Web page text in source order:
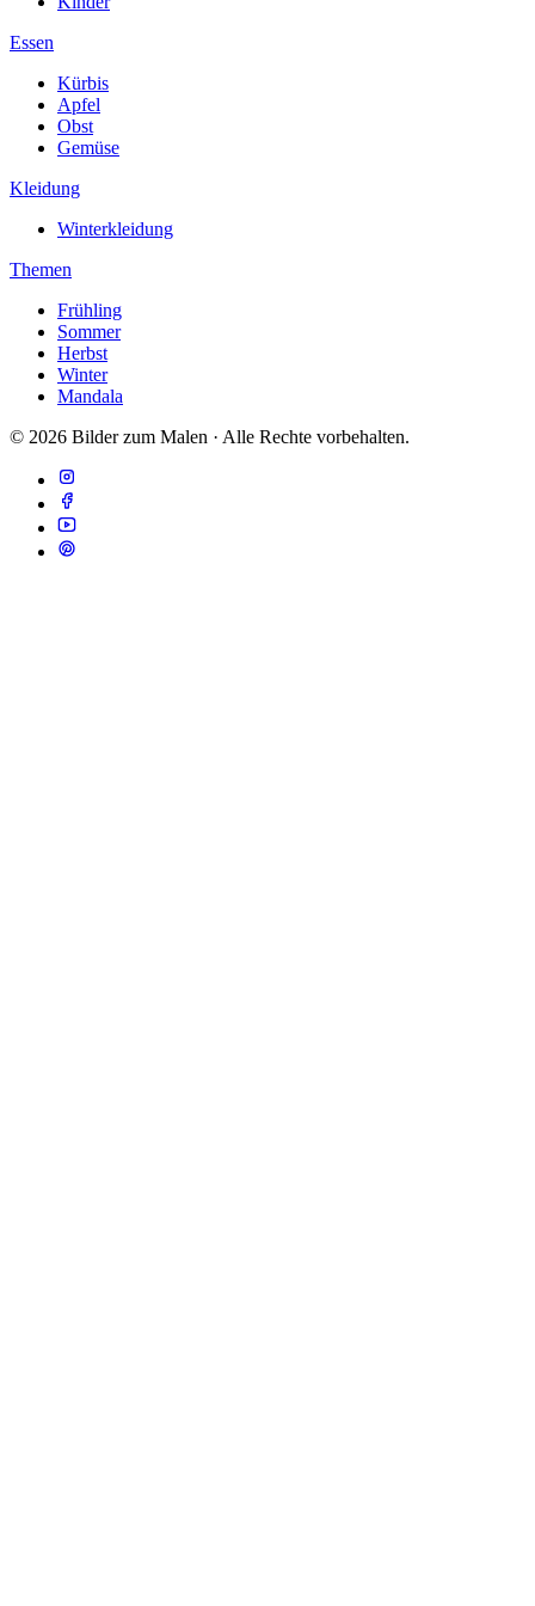
Essen
Kürbis
Apfel
Obst
Gemüse
Kleidung
Winterkleidung
Themen
Frühling
Sommer
Herbst
Winter
Mandala
© 2026 Bilder zum Malen · Alle Rechte vorbehalten.